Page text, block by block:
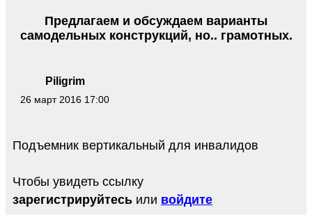
Piligrim
26 март 2016 17:00
Предлагаем и обсуждаем варианты
самодельных конструкций, но.. грамотных.
Подъемник вертикальный для инвалидов
Чтобы увидеть ссылку
зарегистрируйтесь или войдите